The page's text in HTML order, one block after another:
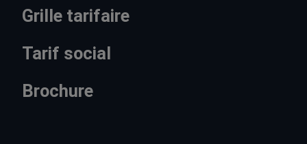
Grille tarifaire
Tarif social
Brochure